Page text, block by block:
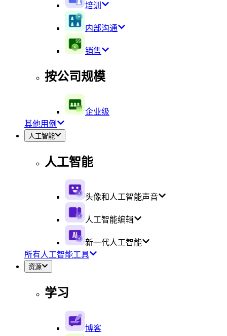
培训
内部沟通
销售
按公司规模
企业级
其他用例
人工智能
人工智能
头像和人工智能声音
人工智能编辑
新一代人工智能
所有人工智能工具
资源
学习
博客